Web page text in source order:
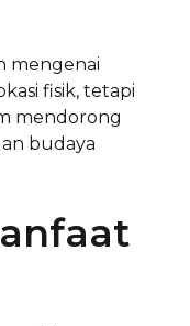
mengenai
fisik, tetapi
mendorong
budaya